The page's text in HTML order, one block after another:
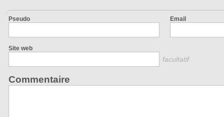
Pseudo Email
Site web
facultatif
Commentaire